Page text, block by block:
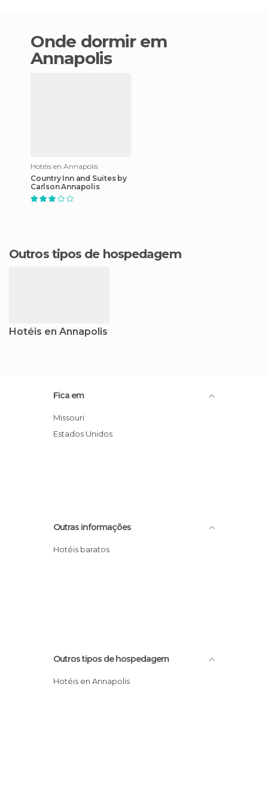
Onde dormir em
Annapolis
Hotéis en Annapolis
Country Inn and Suites by
Carlson Annapolis
Outros tipos de hospedagem
Hotéis en Annapolis
Fica em
Missouri
Estados Unidos
Outras informações
Hotéis baratos
Outros tipos de hospedagem
Hotéis en Annapolis